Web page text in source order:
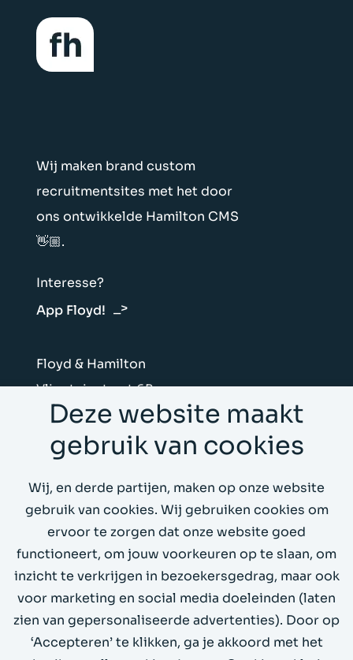
Deze website maakt
gebruik van cookies
Wij, en derde partijen, maken op onze website
gebruik van cookies. Wij gebruiken cookies om
ervoor te zorgen dat onze website goed
functioneert, om jouw voorkeuren op te slaan, om
inzicht te verkrijgen in bezoekersgedrag, maar ook
voor marketing en social media doeleinden (laten
zien van gepersonaliseerde advertenties). Door op
‘Accepteren’ te klikken, ga je akkoord met het
Wij maken brand custom
recruitmentsites met het door
ons ontwikkelde Hamilton CMS
👋🏼.
Interesse?
App Floyd!
Floyd & Hamilton
Vliegtuigstraat 6B
1059 CL Amsterdam
Stuur ons een mail
Bel ons op 020 4199066
Demo omgeving